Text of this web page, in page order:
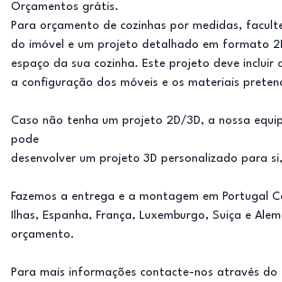
Orçamentos grátis.
Para orçamento de cozinhas por medidas,
do imóvel e um projeto detalhado em formato
espaço da sua cozinha. Este projeto deve incluir
a configuração dos móveis e os materiais
Caso não tenha um projeto 2D/3D, a nossa
pode
desenvolver um projeto 3D personalizado para
Fazemos a entrega e a montagem em Portugal
Ilhas, Espanha, França, Luxemburgo, Suiça e
orçamento.
Para mais informações contacte-nos através do